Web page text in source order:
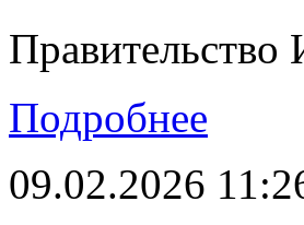
Подробнее
09.02.2026